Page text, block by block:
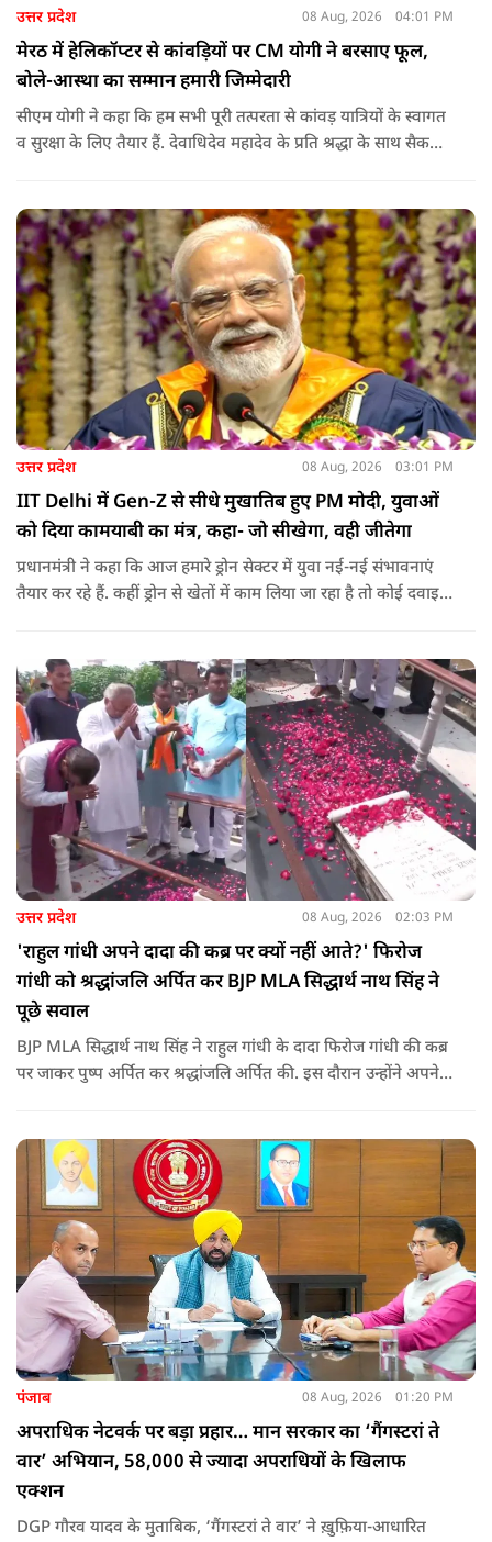
उत्तर प्रदेश 08 Aug, 2026 04:01 PM
मेरठ में हेलिकॉप्टर से कांवड़ियों पर CM योगी ने बरसाए फूल,
बोले-आस्था का सम्मान हमारी जिम्मेदारी
सीएम योगी ने कहा कि हम सभी पूरी तत्परता से कांवड़ यात्रियों के स्वागत
व सुरक्षा के लिए तैयार हैं. देवाधिदेव महादेव के प्रति श्रद्धा के साथ सैकड़ों
पात, क्षेत्र व प्रांत की सीमाओं से ऊपर उठकर उनकी हर श्वांस शिव के नाम
है.
उत्तर प्रदेश 08 Aug, 2026 03:01 PM
IIT Delhi में Gen-Z से सीधे मुखातिब हुए PM मोदी, युवाओं
को दिया कामयाबी का मंत्र, कहा- जो सीखेगा, वही जीतेगा
प्रधानमंत्री ने कहा कि आज हमारे ड्रोन सेक्टर में युवा नई-नई संभावनाएं
तैयार कर रहे हैं. कहीं ड्रोन से खेतों में काम लिया जा रहा है तो कोई दवाइयां
उत्तर प्रदेश 08 Aug, 2026 02:03 PM
'राहुल गांधी अपने दादा की कब्र पर क्यों नहीं आते?' फिरोज
गांधी को श्रद्धांजलि अर्पित कर BJP MLA सिद्धार्थ नाथ सिंह ने
पूछे सवाल
BJP MLA सिद्धार्थ नाथ सिंह ने राहुल गांधी के दादा फिरोज गांधी की कब्र
पर जाकर पुष्प अर्पित कर श्रद्धांजलि अर्पित की. इस दौरान उन्होंने अपने
कि वह भविष्य में क्या करें.
पंजाब 08 Aug, 2026 01:20 PM
अपराधिक नेटवर्क पर बड़ा प्रहार… मान सरकार का ‘गैंगस्टरां ते
वार’ अभियान, 58,000 से ज्यादा अपराधियों के खिलाफ
एक्शन
DGP गौरव यादव के मुताबिक, ‘गैंगस्टरां ते वार’ ने ख़ुफ़िया-आधारित